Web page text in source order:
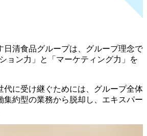
清食品グループは、グループ理念で
ョン力」と「マーケティング力」を
に受け継ぐためには、グループ全体
約型の業務から脱却し、エキスパー